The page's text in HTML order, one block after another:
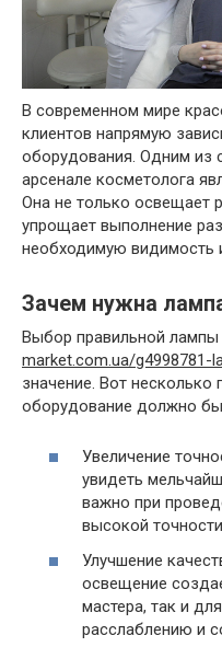
В современном мире
клиентов напрямую
оборудования. Одним из
арсенале косметолога
Она не только освещает
упрощает выполнение
необходимую видимость
Зачем нужна
Выбор правильной
market.com.ua/g4998781-
значение. Вот несколько
оборудование должно
Увеличение
увидеть
важно при
высокой
Улучшение
освещение
мастера, так и
расслаблению и